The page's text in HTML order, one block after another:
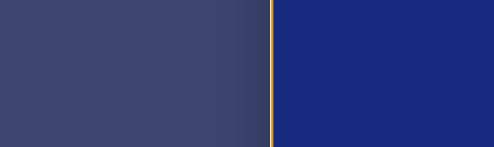
Laurent
à jouer très
accompagner